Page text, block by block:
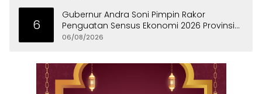
6
Gubernur Andra Soni Pimpin Rakor
Penguatan Sensus Ekonomi 2026 Provinsi
Banten
06/08/2026